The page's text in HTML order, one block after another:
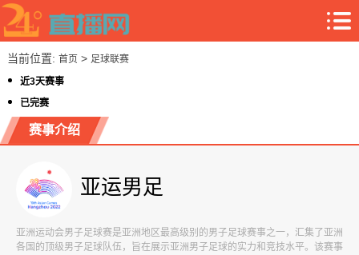
当前位置: 首页> 足球联赛
近3天赛事
已完赛
赛事介绍
亚运男足
亚洲运动会男子足球赛是亚洲地区最高级别的男子足球赛事之一，汇集了亚洲
各国的顶级男子足球队伍，旨在展示亚洲男子足球的实力和竞技水平。该赛事